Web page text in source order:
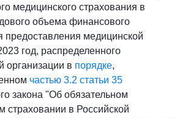
медицинского страхования в
объема финансового
предоставления медицинской
год, распределенного
организации в порядке,
частью 3.2 статьи 35
закона "Об обязательном
страховании в Российской